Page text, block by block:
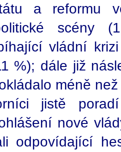
a reformu
scény
vládní
%); dále již
méně
jistě
nové
odpovídající